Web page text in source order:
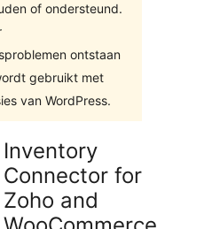
of ondersteund.
ontstaan
gebruikt met
van WordPress.
Inventory
Connector for
Zoho and